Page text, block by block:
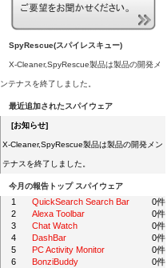
SpyRescue(スパイレスキュー)
X-Cleaner,SpyRescue製品は製品の開発メ
ンテナスを終了しました。
最近追加されたスパイウェア
[お知らせ]
X-Cleaner,SpyRescue製品は製品の開発メン
テナスを終了しました。
今月の報告トップ スパイウェア
1 QuickSearch Search Bar
0件
2
Alexa Toolbar
0件
3
Chat Watch
0件
4
DashBar
0件
5
PC Activity Monitor
0件
6
BonziBuddy
0件